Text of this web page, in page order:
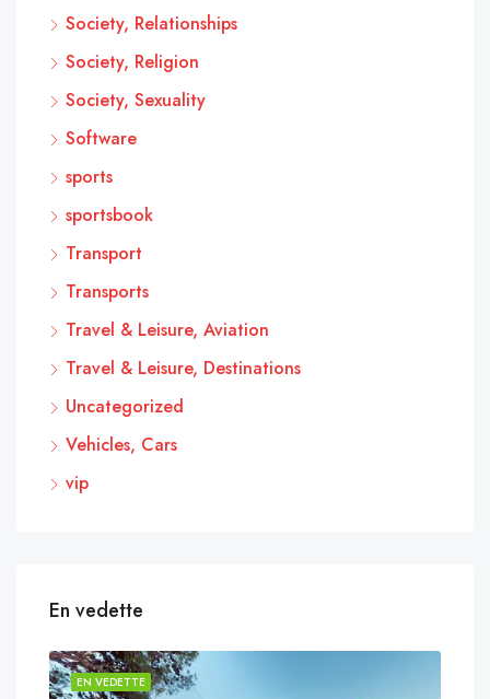
Society, Relationships
Society, Religion
Society, Sexuality
Software
sports
sportsbook
Transport
Transports
Travel & Leisure, Aviation
Travel & Leisure, Destinations
Uncategorized
Vehicles, Cars
vip
En vedette
EN VEDETTE